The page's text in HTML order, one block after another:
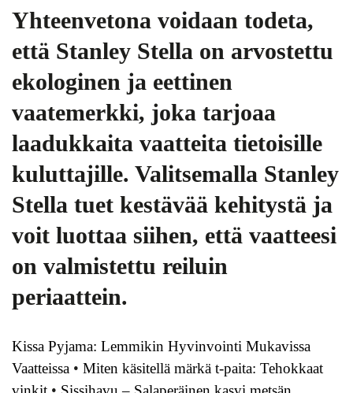
Yhteenvetona voidaan todeta,
että Stanley Stella on arvostettu
ekologinen ja eettinen
vaatemerkki, joka tarjoaa
laadukkaita vaatteita tietoisille
kuluttajille. Valitsemalla Stanley
Stella tuet kestävää kehitystä ja
voit luottaa siihen, että vaatteesi
on valmistettu reiluin
periaattein.
Kissa Pyjama: Lemmikin Hyvinvointi Mukavissa
Vaatteissa • Miten käsitellä märkä t-paita: Tehokkaat